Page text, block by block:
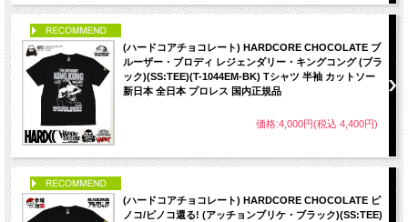
(ハードコアチョコレート) HARDCORE CHOCOLATE ブ
ルーザー・ブロディ レジェンダリー・キングコング (ブラ
ック)(SS:TEE)(T-1044EM-BK) Tシャツ 半袖 カットソー
新日本 全日本 プロレス 国内正規品
価格:4,000円(税込 4,400円)
(ハードコアチョコレート) HARDCORE CHOCOLATE ピ
ノコ/ピノコ還る! (アッチョンブリケ・ブラック)(SS:TEE)